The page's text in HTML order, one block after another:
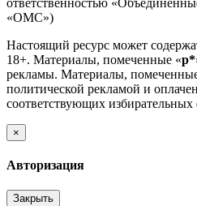
«ОМС»)
Настоящий ресурс может
18+. Материалы, помеченные «р*
рекламы. Материалы,
политической рекламой и
соответствующих
×
Авторизация
Закрыть